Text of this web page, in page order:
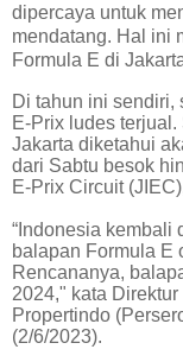
dipercaya untuk
mendatang. Hal ini
Formula E di
Di tahun ini sendiri,
E-Prix ludes
Jakarta diketahui
dari Sabtu besok
E-Prix Circuit
“Indonesia kembali
balapan Formula E
Rencananya,
2024," kata
Propertindo
(2/6/2023).